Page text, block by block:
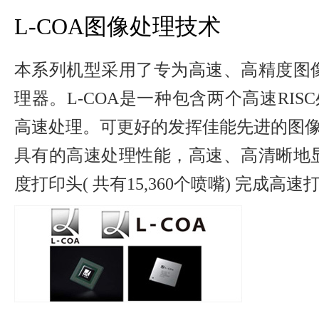
L-COA图像处理技术
本系列机型采用了专为高速、高精度
理器。L-COA是一种包含两个高速
高速处理。可更好的发挥佳能先进的图
具有的高速处理性能，高速、高清晰
度打印头( 共有15,360个喷嘴) 完成高速